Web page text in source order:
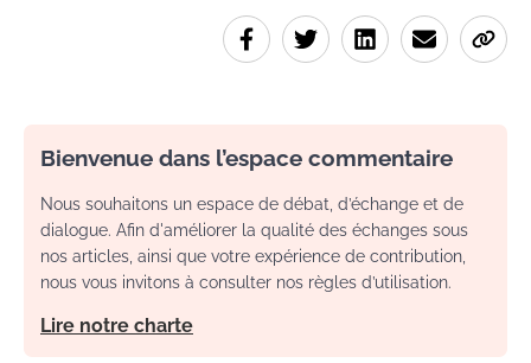
Bienvenue dans l’espace commentaire
Nous souhaitons un espace de débat, d’échange et de
dialogue. Afin d'améliorer la qualité des échanges sous
nos articles, ainsi que votre expérience de contribution,
nous vous invitons à consulter nos règles d’utilisation.
Lire notre charte